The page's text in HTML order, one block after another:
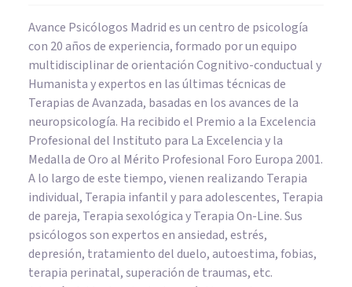
Avance Psicólogos Madrid es un centro de psicología
con 20 años de experiencia, formado por un equipo
multidisciplinar de orientación Cognitivo-conductual y
Humanista y expertos en las últimas técnicas de
Terapias de Avanzada, basadas en los avances de la
neuropsicología. Ha recibido el Premio a la Excelencia
Profesional del Instituto para La Excelencia y la
Medalla de Oro al Mérito Profesional Foro Europa 2001.
A lo largo de este tiempo, vienen realizando Terapia
individual, Terapia infantil y para adolescentes, Terapia
de pareja, Terapia sexológica y Terapia On-Line. Sus
psicólogos son expertos en ansiedad, estrés,
depresión, tratamiento del duelo, autoestima, fobias,
terapia perinatal, superación de traumas, etc.